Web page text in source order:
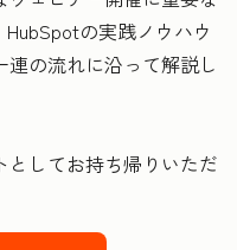
の実践ノウハウ
の流れに沿って解説し
してお持ち帰りいただ